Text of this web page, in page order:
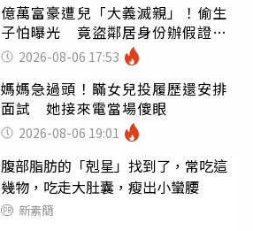
億萬富豪遭兒「大義滅親」！偷生
子怕曝光 竟盜鄰居身份辦假證落
戶 2026-08-06 17:53
媽媽急過頭！瞞女兒投履歷還安排
面試 她接來電當場傻眼
2026-08-06 19:01
腹部脂肪的「剋星」找到了，常吃這
幾物，吃走大肚囊，瘦出小蠻腰
新素簡